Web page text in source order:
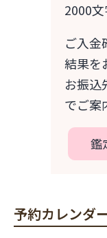
2000
ご入金
結果を
お振込
でご案
鑑
予約カレンダ